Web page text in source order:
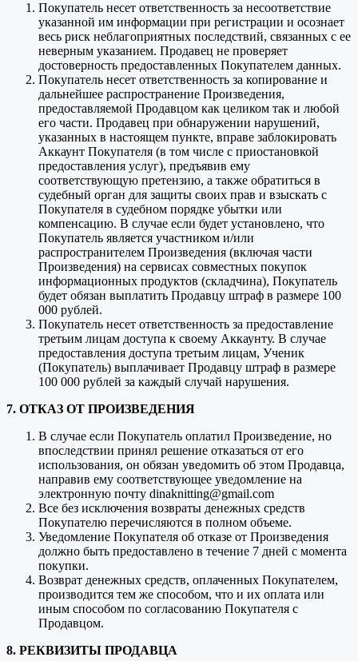
Покупатель несет ответственность за несоответствие
указанной им информации при регистрации и осознает
весь риск неблагоприятных последствий, связанных с ее
неверным указанием. Продавец не проверяет
достоверность предоставленных Покупателем данных.
Покупатель несет ответственность за копирование и
дальнейшее распространение Произведения,
предоставляемой Продавцом как целиком так и любой
его части. Продавец при обнаружении нарушений,
указанных в настоящем пункте, вправе заблокировать
Аккаунт Покупателя (в том числе с приостановкой
предоставления услуг), предъявив ему
соответствующую претензию, а также обратиться в
судебный орган для защиты своих прав и взыскать с
Покупателя в судебном порядке убытки или
компенсацию. В случае если будет установлено, что
Покупатель является участником и/или
распространителем Произведения (включая части
Произведения) на сервисах совместных покупок
информационных продуктов (складчина), Покупатель
будет обязан выплатить Продавцу штраф в размере 100
000 рублей.
Покупатель несет ответственность за предоставление
третьим лицам доступа к своему Аккаунту. В случае
предоставления доступа третьим лицам, Ученик
(Покупатель) выплачивает Продавцу штраф в размере
100 000 рублей за каждый случай нарушения.
7. ОТКАЗ ОТ ПРОИЗВЕДЕНИЯ
В случае если Покупатель оплатил Произведение, но
впоследствии принял решение отказаться от его
использования, он обязан уведомить об этом Продавца,
направив ему соответствующее уведомление на
электронную почту dinaknitting@gmail.com
Все без исключения возвраты денежных средств
Покупателю перечисляются в полном объеме.
Уведомление Покупателя об отказе от Произведения
должно быть предоставлено в течение 7 дней с момента
покупки.
Возврат денежных средств, оплаченных Покупателем,
производится тем же способом, что и их оплата или
иным способом по согласованию Покупателя с
Продавцом.
8. РЕКВИЗИТЫ ПРОДАВЦА